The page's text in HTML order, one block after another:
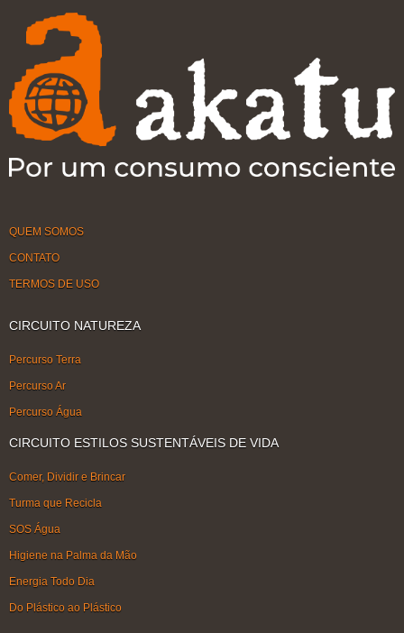
QUEM SOMOS
CONTATO
TERMOS DE USO
CIRCUITO NATUREZA
Percurso Terra
Percurso Ar
Percurso Água
CIRCUITO ESTILOS SUSTENTÁVEIS DE VIDA
Comer, Dividir e Brincar
Turma que Recicla
SOS Água
Higiene na Palma da Mão
Energia Todo Dia
Do Plástico ao Plástico